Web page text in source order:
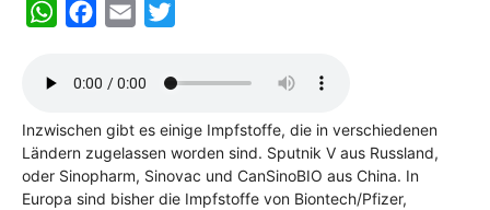
W
s
A
p
c
b
o
o
a
l
i
t
e
r
Inzwischen gibt es einige Impfstoffe, die in verschiedenen
Ländern zugelassen worden sind. Sputnik V aus Russland,
oder Sinopharm, Sinovac und CanSinoBIO aus China. In
Europa sind bisher die Impfstoffe von Biontech/Pfizer,